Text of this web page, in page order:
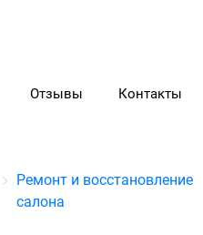
Отзывы Контакты
Ремонт и восстановление
салона